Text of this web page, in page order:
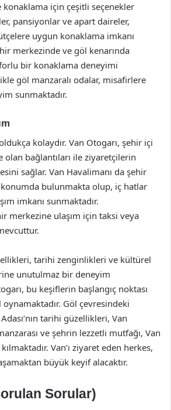
konaklama için çeşitli seçenekler
pansiyonlar ve apart daireler,
uygun konaklama imkanı
merkezinde ve göl kenarında
bir konaklama deneyimi
göl manzaralı odalar, misafirlere
sunmaktadır.
kolaydır. Van Otogarı, şehir içi
olan bağlantıları ile ziyaretçilerin
sağlar. Van Havalimanı da şehir
bulunmakta olup, iç hatlar
imkanı sunmaktadır.
merkezine ulaşım için taksi veya
tarihi zenginlikleri ve kültürel
unutulmaz bir deneyim
bu keşiflerin başlangıç noktası
Göl çevresindeki
tarihi güzellikleri, Van
ve şehrin lezzetli mutfağı, Van
Van’ı ziyaret eden herkes,
büyük keyif alacaktır.
Sorular)